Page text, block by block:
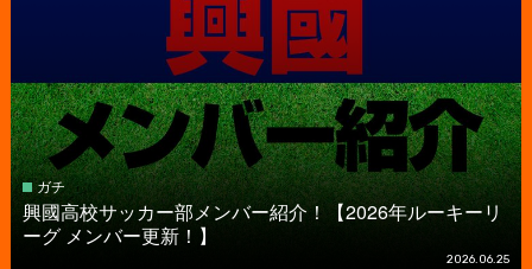
ガチ
興國高校サッカー部メンバー紹介！【2026年ルーキーリ
ーグ メンバー更新！】
2026.06.25